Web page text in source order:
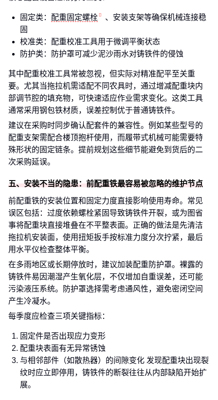
固定类： 配重固定螺栓
、安装支架等确保机械连接稳
固
校准类：配重校准工具用于微调平衡状态
防护类：防护罩可减少泥沙雨水对铸铁件的侵蚀
其中配重校准工具常被忽视，但实际对精准配平至关重
要。尤其当拖拉机需适配不同农具时，通过增减配重块内
部调节腔的填充物，可快速适应作业需求变化。这类工具
通常采用钢包铁材质，误差控制优于普通铸铁件。
建议在采购时同步确认配套件的兼容性。例如某些型号的
配重支架需配合楼顶抱杆使用，而履带式机械可能需要特
殊形状的固定链条。提前规划这些细节能避免到货后的二
次采购延误。
五、安装不当的隐患：前配重铁最容易被忽略的维护节点
前配重铁的安装位置和固定力度直接影响使用寿命。常见
误区包括：过度依赖螺栓紧固导致铸铁件开裂，或为图省
事将配重块直接堆叠在不平整表面。正确的做法是先清洁
拖拉机安装面，使用扭矩扳手按标准力度分次拧紧，最后
用水平仪检查整体平衡。
在多雨地区或长期停放时，建议加装配重防护罩。裸露的
铸铁件易因潮湿产生氧化层，不仅增加自重误差，还可能
污染液压系统。防护罩选择需考虑通风性，避免密闭空间
产生冷凝水。
每季度应检查三项关键指标：
固定件是否出现应力变形
配重块表面有无异常锈蚀
与相邻部件（如散热器）的间隙变化 发现配重块出现裂
纹时应立即停用，铸铁件的断裂往往从内部缺陷开始扩
展。